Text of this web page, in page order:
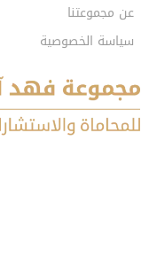
عن مجموعتنا
سياسة الخصوصية